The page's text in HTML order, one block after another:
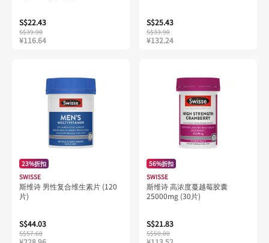
S$22.43
S$39.90
¥116.64
S$25.43
S$33.90
¥132.24
23%折扣
SWISSE
斯维诗 男性复合维生素片 (120
片)
S$44.03
S$57.60
56%折扣
SWISSE
斯维诗 高浓度蔓越莓胶囊
25000mg (30片)
S$21.83
S$50.00